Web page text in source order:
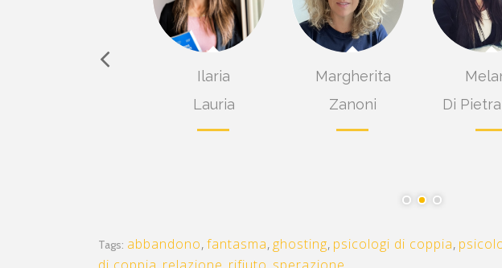
Ilaria
Lauria
Margherita
Zanoni
Di
Tags: abbandono,fantasma, ghosting, psicologi di coppia,